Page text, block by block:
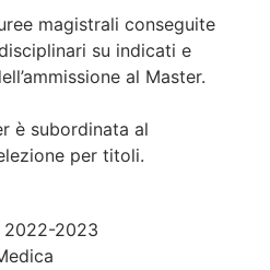
magistrali conseguite
su indicati e
al Master.
è subordinata al
per titoli.
2022-2023